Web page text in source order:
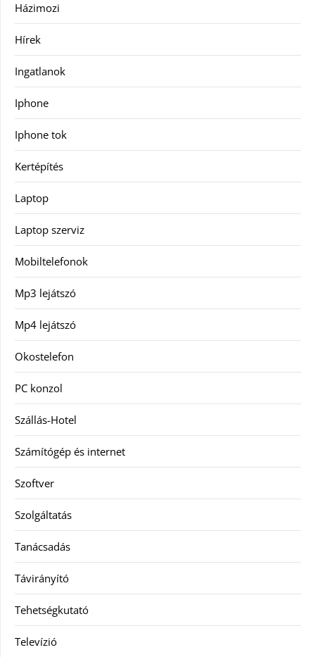
Házimozi
Hírek
Ingatlanok
Iphone
Iphone tok
Kertépítés
Laptop
Laptop szerviz
Mobiltelefonok
Mp3 lejátszó
Mp4 lejátszó
Okostelefon
PC konzol
Szállás-Hotel
Számítógép és internet
Szoftver
Szolgáltatás
Tanácsadás
Távirányító
Tehetségkutató
Televízió